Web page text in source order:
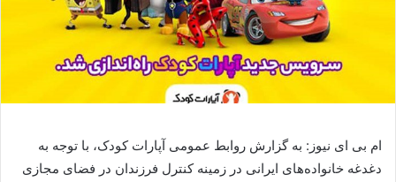
ام بی ای نیوز: به گزارش روابط عمومی آپارات کودک، با توجه به
دغدغه خانواده‌های ایرانی در زمینه کنترل فرزندان در فضای مجازی